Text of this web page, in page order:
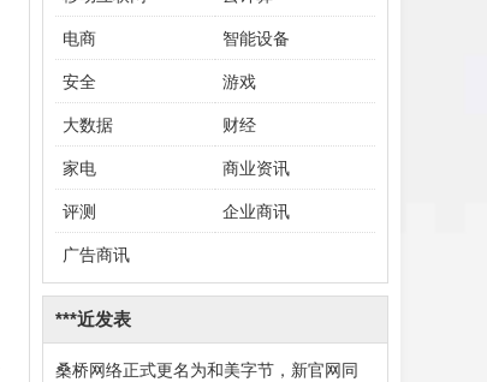
电商 智能设备
安全 游戏
大数据 财经
家电 商业资讯
评测 企业商讯
广告商讯
***近发表
桑桥网络正式更名为和美字节，新官网同